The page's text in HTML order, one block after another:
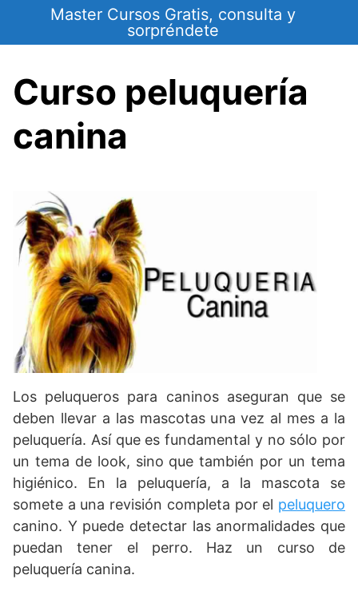
contenido
Master Cursos Gratis, consulta y
sorpréndete
Curso peluquería
canina
Los peluqueros para caninos aseguran que se
deben llevar a las mascotas una vez al mes a la
peluquería. Así que es fundamental y no sólo por
un tema de look, sino que también por un tema
higiénico. En la peluquería, a la mascota se
somete a una revisión completa por el peluquero
canino. Y puede detectar las anormalidades que
puedan tener el perro. Haz un curso de
peluquería canina.